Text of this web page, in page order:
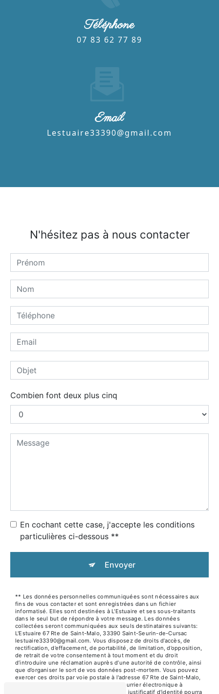
Téléphone
07 83 62 77 89
Email
lestuaire33390@gmail.com
N'hésitez pas à nous contacter
Combien font deux plus cinq
En cochant cette case, j'accepte les conditions
particulières ci-dessous **
Envoyer
** Les données personnelles communiquées sont nécessaires aux
fins de vous contacter et sont enregistrées dans un fichier
informatisé. Elles sont destinées à L'Estuaire et ses sous-traitants
dans le seul but de répondre à votre message. Les données
collectées seront communiquées aux seuls destinataires suivants:
L'Estuaire 67 Rte de Saint-Malo, 33390 Saint-Seurin-de-Cursac
lestuaire33390@gmail.com. Vous disposez de droits d’accès, de
rectification, d’effacement, de portabilité, de limitation, d’opposition,
de retrait de votre consentement à tout moment et du droit
d’introduire une réclamation auprès d’une autorité de contrôle, ainsi
que d’organiser le sort de vos données post-mortem. Vous pouvez
exercer ces droits par voie postale à l'adresse 67 Rte de Saint-Malo,
33390 Saint-Seurin-de-Cursac ou par courrier électronique à
l'adresse lestuaire33390@gmail.com. Un justificatif d'identité pourra